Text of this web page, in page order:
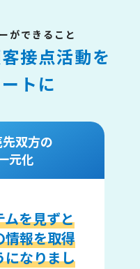
ができること
接点活動を
トに
双方の
元化
を見ずと
情報を取得
になりまし